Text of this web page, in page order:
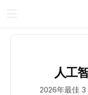
人工
2026年最佳